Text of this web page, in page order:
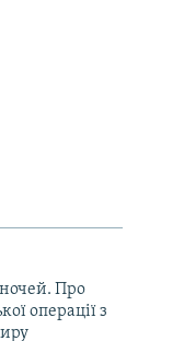
Про
операції з